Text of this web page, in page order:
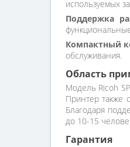
используемых
Поддержка
Компактный
обслуживания.
Область
Модель Ricoh
Принтер также
Благодаря
до 10-15
Гарантия